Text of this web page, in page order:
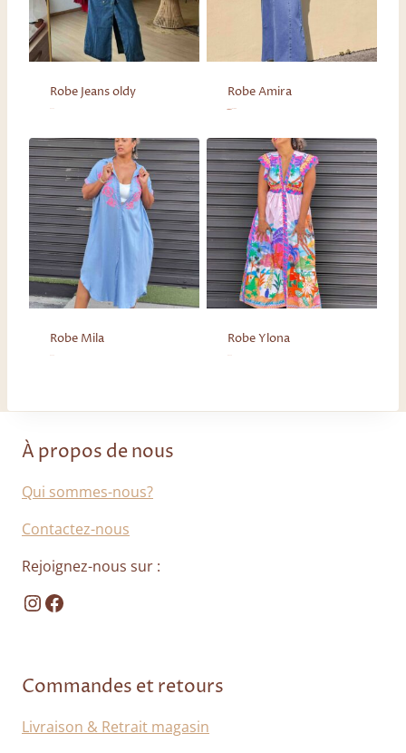
Robe Jeans oldy Robe Amira
Robe Mila Robe Ylona
À propos de nous
Qui sommes-nous?
Contactez-nous
Rejoignez-nous sur :
Instagram
Facebook
Commandes et retours
Livraison & Retrait magasin